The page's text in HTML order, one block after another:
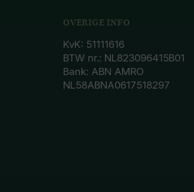
OVERIGE INFO
KvK: 51111616
BTW nr.: NL823096415B01
Bank: ABN AMRO
NL58ABNA0617518297